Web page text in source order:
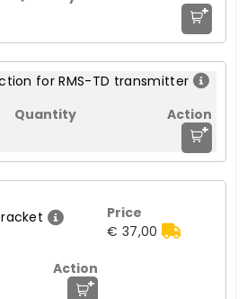
+
for RMS-TD transmitter
+
€ 37,00
+